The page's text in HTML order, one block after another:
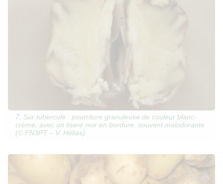
7. Sur tubercule : pourriture granuleuse de couleur blanc-
crème, avec un liseré noir en bordure, souvent malodorante
(© FN3PT – V. Hélias)